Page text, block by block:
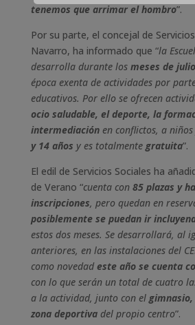
tenemos que arrimar el hombro”.
Por su parte, el concejal de
Navarro, ha informado que “la
desarrolla durante los meses de
época exenta de actividades por
educativos. Por ello se ofrecen
ocio saludable, el deporte, la
intermediación en conflictos, a
y 14 años y es totalmente gratuita”.
El edil de Servicios Sociales ha
de Verano “cuenta con 85 plazas y
inscripciones, pero quedan en
posiblemente se puedan ir
estos dos meses. Se desarrollará, al
anteriores, en las instalaciones del
como novedadeste año se cuenta
con lo que serán un total de cuatro
a la actividad, junto con el
zona deportiva del propio centro”.